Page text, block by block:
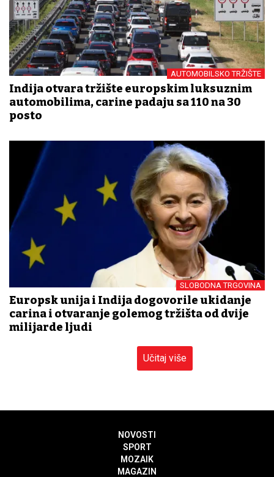
AUTOMOBILSKO TRŽIŠTE
Indija otvara tržište europskim luksuznim
automobilima, carine padaju sa 110 na 30
posto
SLOBODNA TRGOVINA
Europsk unija i Indija dogovorile ukidanje
carina i otvaranje golemog tržišta od dvije
milijarde ljudi
Učitaj više
NOVOSTI
SPORT
MOZAIK
MAGAZIN